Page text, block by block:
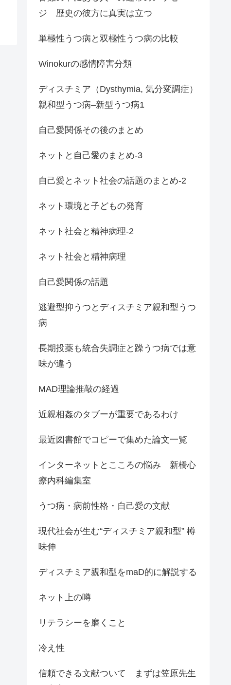
ジ 歴史の彼方に真実は立つ
単極性うつ病と双極性うつ病の比較
Winokurの感情障害分類
ディスチミア（Dysthymia, 気分変調症）
親和型うつ病–新型うつ病1
自己愛関係その後のまとめ
ネットと自己愛のまとめ-3
自己愛とネット社会の話題のまとめ-2
ネット環境と子どもの発育
ネット社会と精神病理-2
ネット社会と精神病理
自己愛関係の話題
逃避型抑うつとディスチミア親和型うつ
病
長期投薬も統合失調症と躁うつ病では意
味が違う
MAD理論推敲の経過
近親相姦のタブーが重要であるわけ
最近図書館でコピーで集めた論文一覧
インターネットとこころの悩み 新橋心
療内科編集室
うつ病・病前性格・自己愛の文献
現代社会が生む“ディスチミア親和型” 樽
味伸
ディスチミア親和型をmaD的に解説する
ネット上の噂
リテラシーを磨くこと
冷え性
信頼できる文献ついて まずは笠原先生